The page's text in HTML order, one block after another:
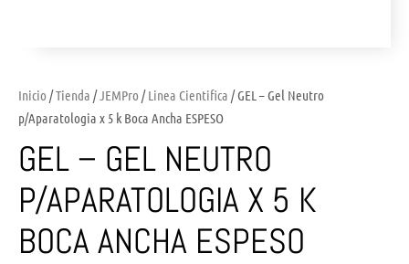
Inicio /Tienda /JEMPro /Linea Cientifica / GEL – Gel Neutro
p/Aparatologia x 5 k Boca Ancha ESPESO
GEL – GEL NEUTRO
P/APARATOLOGIA X 5 K
BOCA ANCHA ESPESO